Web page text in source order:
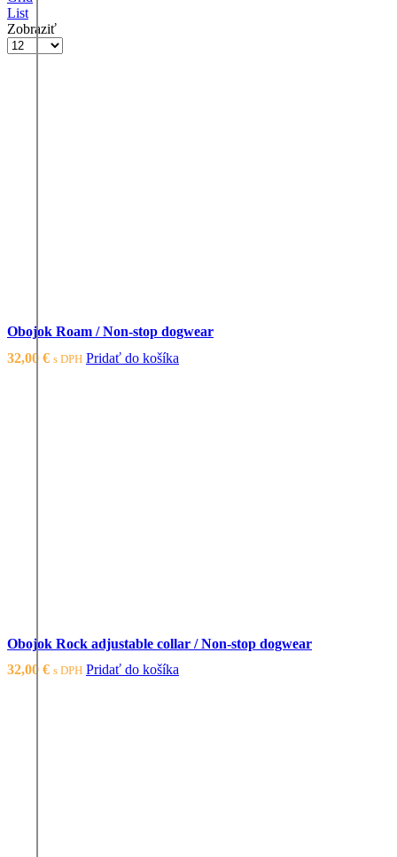
List
Zobraziť
Products
Obojok Roam / Non-stop dogwear
32,00 € s DPH Pridať do košíka
Obojok Rock adjustable collar / Non-stop dogwear
32,00 € s DPH Pridať do košíka